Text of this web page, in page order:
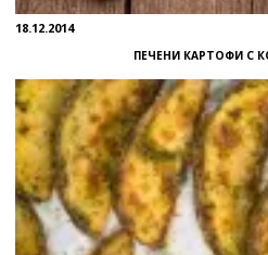
18.12.2014
ПЕЧЕНИ КАРТОФИ С